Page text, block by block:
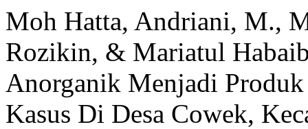
Moh Hatta, Andriani, M.,
Rozikin, & Mariatul
Anorganik Menjadi
Kasus Di Desa Cowek,